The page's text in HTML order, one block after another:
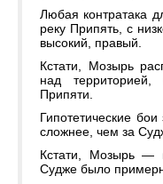
Любая контратака
реку Припять, с
высокий, правый.
Кстати, Мозырь
над
Припяти.
Гипотетические
сложнее, чем за
Кстати, Мозырь —
Судже было